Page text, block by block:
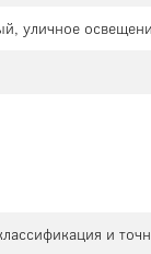
уличное
и